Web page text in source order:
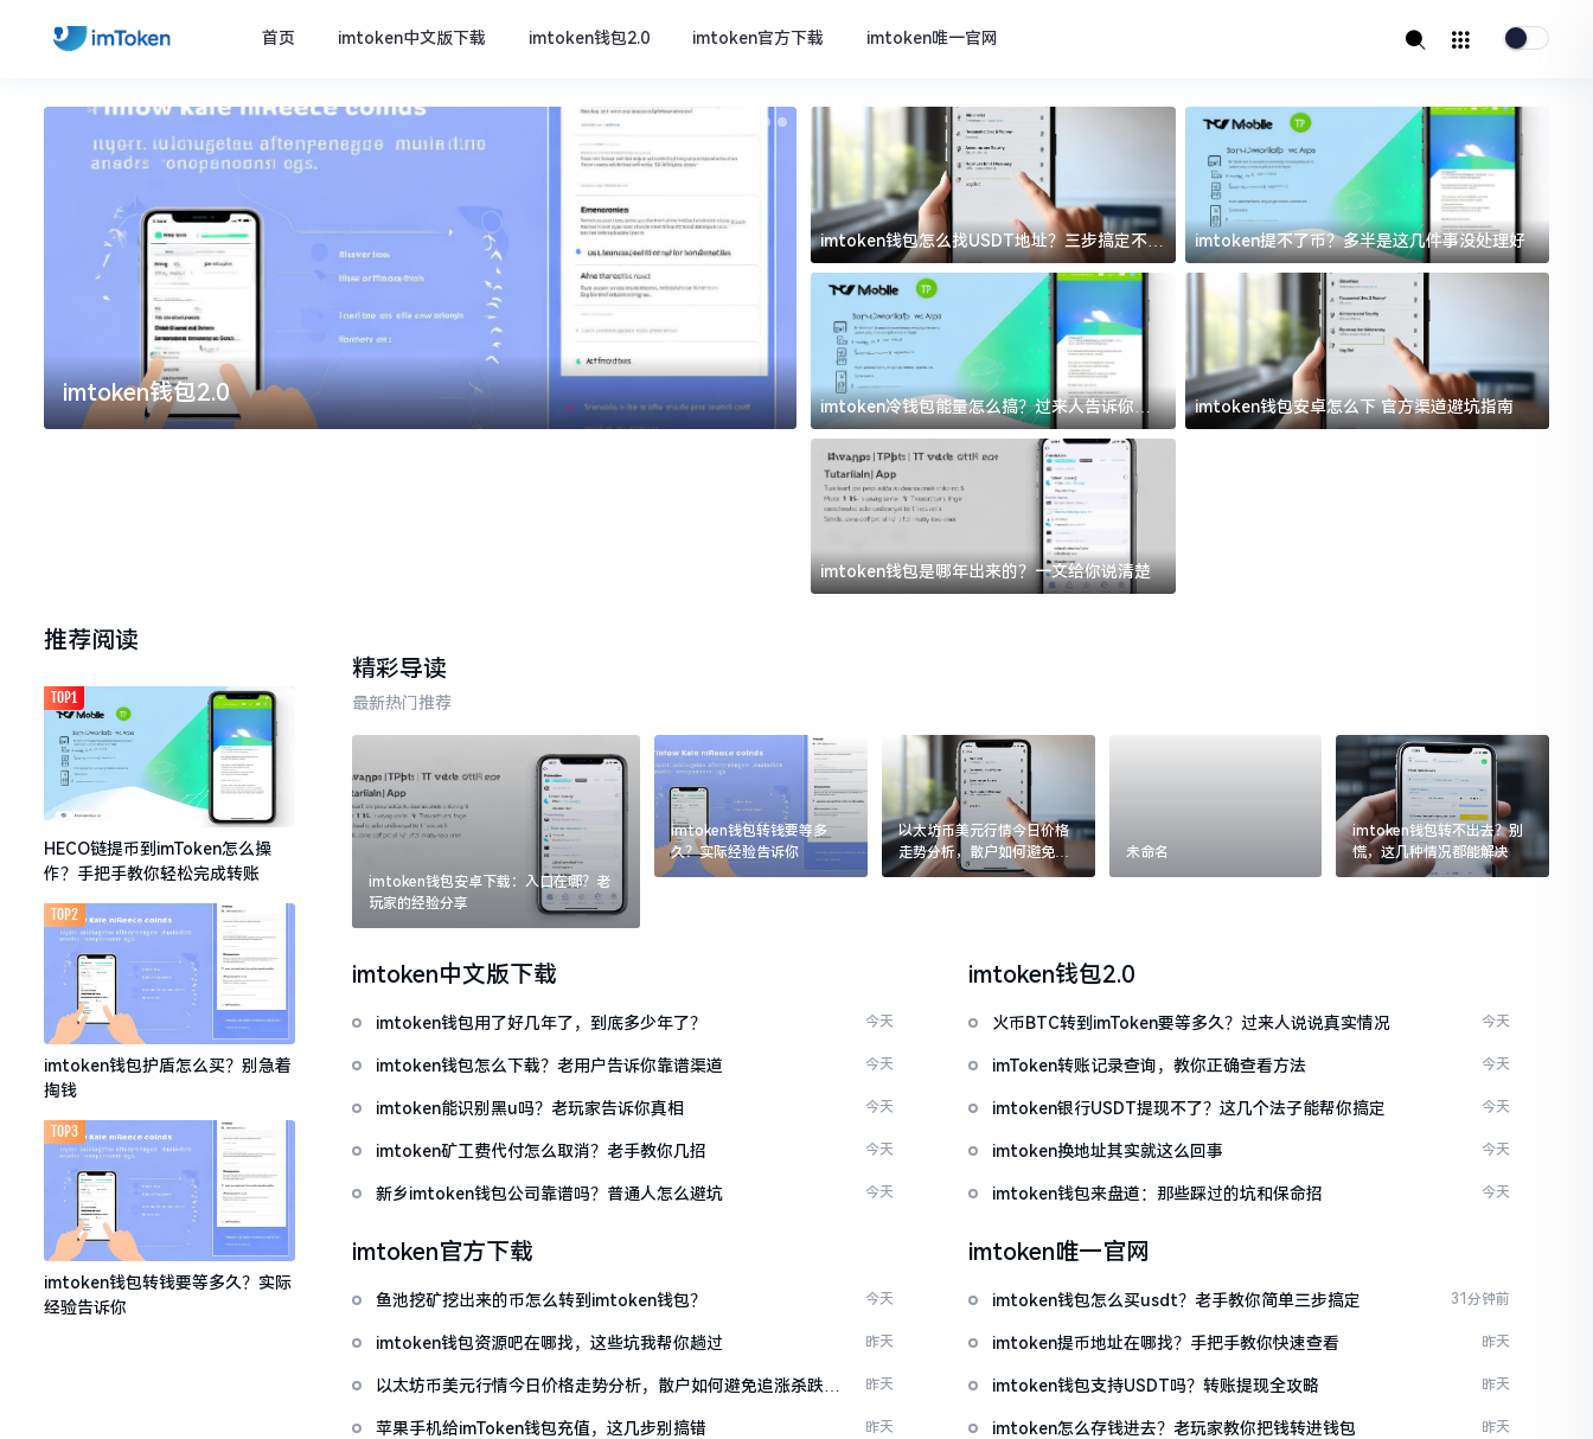
首页 imtoken中文版下载 imtoken钱包2.0 imtoken官方下载 imtoken唯一官网
imtoken钱包2.0 imtoken官方下载
imtoken钱包怎么找USDT地址？三步搞定不踩
坑
imtoken提不了币？多半是这几件事没处理好
imtoken冷钱包能量怎么搞？过来人告诉你门
道
imtoken钱包安卓怎么下 官方渠道避坑指南
imtoken钱包是哪年出来的？一文给你说清楚
推荐阅读
HECO链提币到imToken怎么操
作？手把手教你轻松完成转账
TOP1
imtoken钱包护盾怎么买？别急着
掏钱
TOP2
imtoken钱包转钱要等多久？实际
经验告诉你
TOP3
精彩导读
最新热门推荐
imtoken钱包安卓下载：入口在哪？老
玩家的经验分享
imtoken钱包转钱要等多
久？实际经验告诉你
以太坊币美元行情今日价格
走势分析，散户如何避免追
涨杀跌被套牢
未命名
imtoken钱包转不出去？别
慌，这几种情况都能解决
imtoken中文版下载
imtoken钱包用了好几年了，到底多少年了？ 今天
imtoken钱包怎么下载？老用户告诉你靠谱渠道 今天
imtoken能识别黑u吗？老玩家告诉你真相 今天
imtoken矿工费代付怎么取消？老手教你几招 今天
新乡imtoken钱包公司靠谱吗？普通人怎么避坑 今天
imtoken钱包2.0
火币BTC转到imToken要等多久？过来人说说真实情况 今天
imToken转账记录查询，教你正确查看方法 今天
imtoken银行USDT提现不了？这几个法子能帮你搞定 今天
imtoken换地址其实就这么回事 今天
imtoken钱包来盘道：那些踩过的坑和保命招 今天
imtoken官方下载
鱼池挖矿挖出来的币怎么转到imtoken钱包？ 今天
imtoken钱包资源吧在哪找，这些坑我帮你趟过 昨天
以太坊币美元行情今日价格走势分析，散户如何避免追涨杀跌被
昨天
苹果手机给imToken钱包充值，这几步别搞错 昨天
imtoken唯一官网
imtoken钱包怎么买usdt？老手教你简单三步搞定 31分钟前
imtoken提币地址在哪找？手把手教你快速查看 昨天
imtoken钱包支持USDT吗？转账提现全攻略 昨天
imtoken怎么存钱进去？老玩家教你把钱转进钱包 昨天